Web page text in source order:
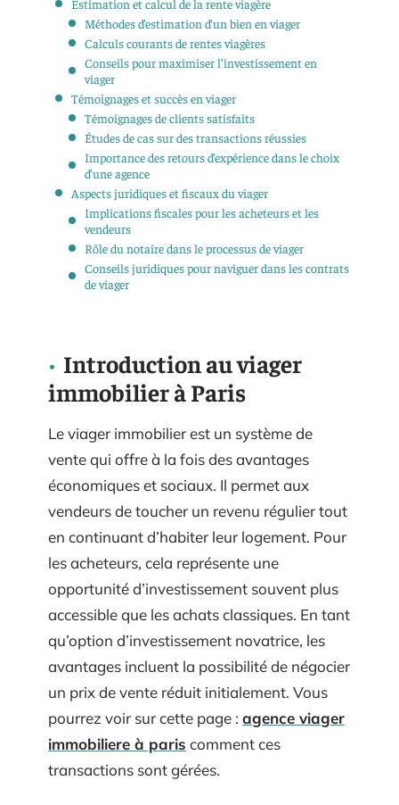
Méthodes d’estimation d’un bien en viager
Calculs courants de rentes viagères
Conseils pour maximiser l’investissement en
viager
Témoignages et succès en viager
Témoignages de clients satisfaits
Études de cas sur des transactions réussies
Importance des retours d’expérience dans le choix
d’une agence
Aspects juridiques et fiscaux du viager
Implications fiscales pour les acheteurs et les
vendeurs
Rôle du notaire dans le processus de viager
Conseils juridiques pour naviguer dans les contrats
de viager
Introduction au viager
immobilier à Paris
Le viager immobilier est un système de
vente qui offre à la fois des avantages
économiques et sociaux. Il permet aux
vendeurs de toucher un revenu régulier tout
en continuant d’habiter leur logement. Pour
les acheteurs, cela représente une
opportunité d’investissement souvent plus
accessible que les achats classiques. En tant
qu’option d’investissement novatrice, les
avantages incluent la possibilité de négocier
un prix de vente réduit initialement. Vous
pourrez voir sur cette page : agence viager
immobiliere à paris comment ces
transactions sont gérées.